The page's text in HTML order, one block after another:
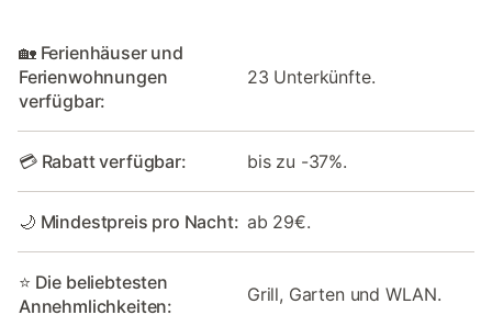
🏡 Ferienhäuser und
Ferienwohnungen
verfügbar:
23 Unterkünfte.
💳 Rabatt verfügbar: bis zu -37%.
🌙 Mindestpreis pro Nacht: ab 29€.
⭐ Die beliebtesten
Annehmlichkeiten:
Grill, Garten und WLAN.